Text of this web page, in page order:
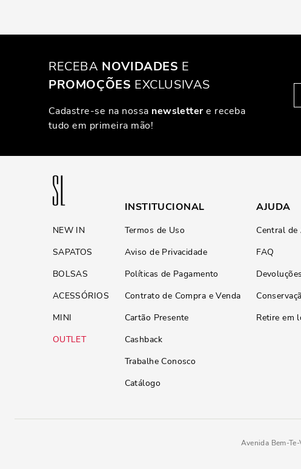
RECEBA NOVIDADES E
PROMOÇÕES EXCLUSIVAS
Cadastre-se na nossa newslettere receba
tudo em primeira mão!
NEW IN
SAPATOS
BOLSAS
ACESSÓRIOS
MINI
OUTLET
INSTITUCIONAL
Termos de Uso
Aviso de Privacidade
Políticas de Pagamento
Contrato de Compra e Venda
Cartão Presente
Cashback
Trabalhe Conosco
Catálogo
AJUDA
Central
FAQ
Devoluções
Retire em
Avenida Bem-